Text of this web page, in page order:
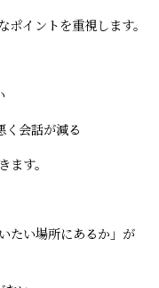
イントを重視します。
会話が減る
す。
たい場所にあるか」が